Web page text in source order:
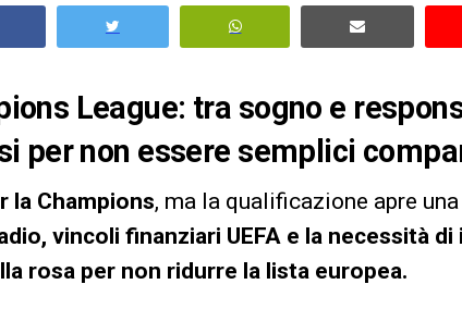
League: tra sogno e
per non essere semplici
la Champions, ma la qualificazione apre
vincoli finanziari UEFA e la necessità
rosa per non ridurre la lista europea.